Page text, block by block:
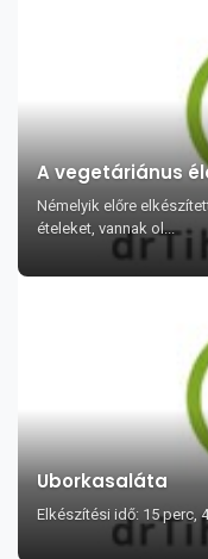
A vegetáriánus
Némelyik előre
ételeket, vannak ol...
Uborkasaláta